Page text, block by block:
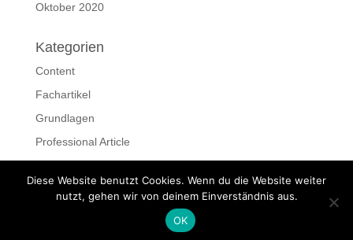
Oktober 2020
Kategorien
Content
Fachartikel
Grundlagen
Professional Article
Schreiben
Diese Website benutzt Cookies. Wenn du die Website weiter
nutzt, gehen wir von deinem Einverständnis aus.
OK